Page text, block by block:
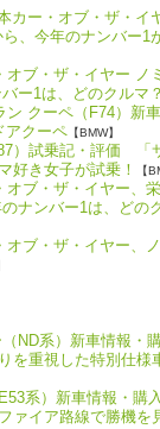
カー・オブ・ザ・イ
、今年のナンバー1
オブ・ザ・イヤー ノ
ー1は、どのクルマ？
ン クーペ（F74）新
クーペ 【BMW】
）試乗記・評価 「
好き女子が試乗！
【
オブ・ザ・イヤー、
ナンバー1は、どの
オブ・ザ・イヤー、
（ND系）新車情報
を重視した特別仕様
系）新車情報・
ァイア路線で勝機を